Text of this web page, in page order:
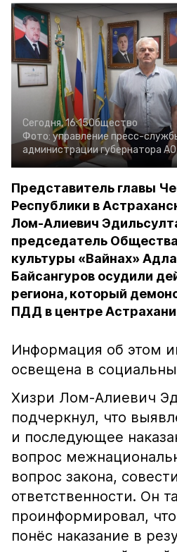
Сегодня, 16:15Общество
Фото: управление пресс-
администрации губернатора АО
Представитель главы
Республики в
Лом-Алиевич
председатель
культуры «Вайнах»
Байсангуров осудили
региона, который
ПДД в центре Астрахани
Информация об этом
освещена в
Хизри Лом-Алиевич
подчеркнул, что
и последующее
вопрос
вопрос закона,
ответственности. Он
проинформировал,
понёс наказание в